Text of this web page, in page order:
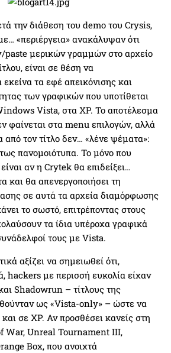
την διάθεση του demo του Crysis,
«περιέργεια» ανακάλυψαν ότι
paste μερικών γραμμών στο αρχείο
είναι σε θέση να
τα εφέ απεικόνισης και
των γραφικών που υποτίθεται
Vista, στα XP. Το αποτέλεσμα
φαίνεται στα menu επιλογών, αλλά
τον τίτλο δεν… «λένε ψέματα»:
πανομοιότυπα. Το μόνο που
αν η Crytek θα επιδείξει…
και θα απενεργοποιήσει τη
σε αυτά τα αρχεία διαμόρφωσης
το σωστό, επιτρέποντας στους
τα ίδια υπέροχα γραφικά
τους με Vista.
αξίζει να σημειωθεί ότι,
hackers με περισσή ευκολία είχαν
Shadowrun – τίτλους της
ως «Vista-only» – ώστε να
σε XP. Αν προσθέσει κανείς στη
War, Unreal Tournament III,
Box, που ανοιχτά